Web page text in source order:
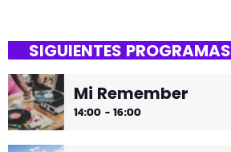
SIGUIENTES PROGRAMAS
Mi Remember
14:00 - 16:00